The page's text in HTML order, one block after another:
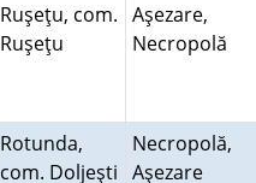
Ruşeţu, com.
Ruşeţu
Aşezare,
Necropolă
Rotunda,
com. Doljeşti
Necropolă,
Aşezare